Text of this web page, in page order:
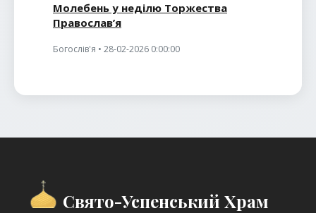
Молебень у неділю Торжества
Православ’я
Богослів'я • 28-02-2026 0:00:00
Свято-Успенський Храм